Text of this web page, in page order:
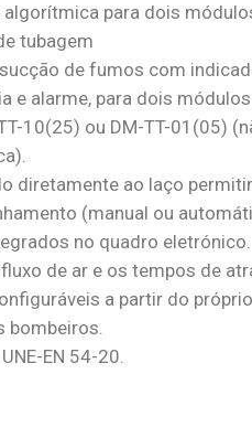
para dois
tubagem
de fumos com
e alarme, para dois
10(25) ou DM-TT-01(05)
diretamente ao laço
(manual ou
no quadro eletrónico.
de ar e os tempos de
a partir do próprio
bombeiros.
EN 54-20.